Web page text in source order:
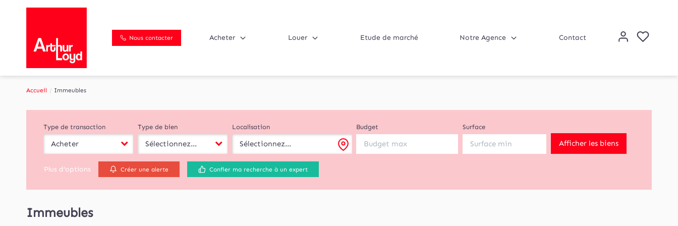
Nous contacter Acheter Louer Etude de marché Notre Agence Contact
Accueil Immeubles
Type de transaction
Acheter
Type de bien
Sélectionnez...
Localisation
Sélectionnez...
Budget Surface
Plus d'options Créer une alerte Confier ma recherche à un expert
Immeubles